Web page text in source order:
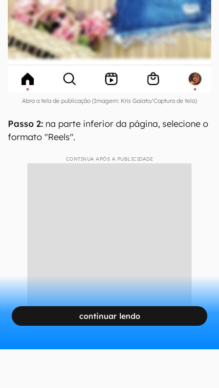
Abra a tela de publicação (Imagem: Kris Gaiato/Captura de tela)
Passo 2: na parte inferior da página, selecione o
formato "Reels".
CONTINUA APÓS A PUBLICIDADE
continuar lendo